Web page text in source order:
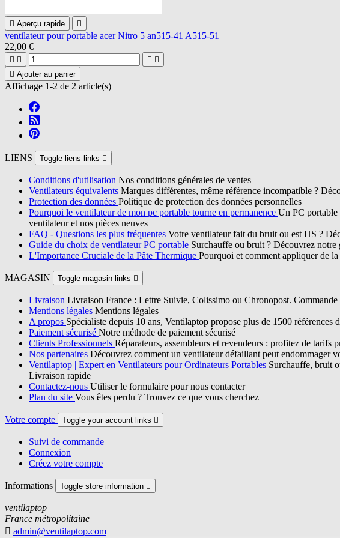
 Aperçu rapide 
ventilateur pour portable acer Nitro 5 an515-41 A515-51
22,00 €
   
 Ajouter au panier
Affichage 1-2 de 2 article(s)
LIENS Toggle liens links 
Conditions d'utilisation Nos conditions générales de ventes
Ventilateurs équivalents Marques différentes, même référence incompatible ?
Protection des données Politique de protection des données personnelles
Pourquoi le ventilateur de mon pc portable tourne en permanence Un PC portable
ventilateur et nos pièces neuves
FAQ - Questions les plus fréquentes Votre ventilateur fait du bruit ou est HS ?
Guide du choix de ventilateur PC portable Surchauffe ou bruit ? Découvrez
L'Importance Cruciale de la Pâte Thermique Pourquoi et comment appliquer de
MAGASIN Toggle magasin links 
Livraison Livraison France : Lettre Suivie, Colissimo ou Chronopost.
Mentions légales Mentions légales
A propos Spécialiste depuis 10 ans, Ventilaptop propose plus de 1500
Paiement sécurisé Notre méthode de paiement sécurisé
Clients Professionnels Réparateurs, assembleurs et revendeurs : profitez de
Nos partenaires Découvrez comment un ventilateur défaillant peut endommager
Ventilaptop | Expert en Ventilateurs pour Ordinateurs Portables Surchauffe, bruit
Livraison rapide
Contactez-nous Utiliser le formulaire pour nous contacter
Plan du site Vous êtes perdu ? Trouvez ce que vous cherchez
Votre compte Toggle your account links 
Suivi de commande
Connexion
Créez votre compte
Informations Toggle store information 
ventilaptop
France métropolitaine
 admin@ventilaptop.com